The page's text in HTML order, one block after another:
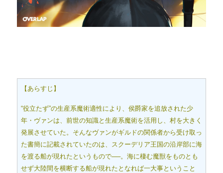
【あらすじ】
“役立たず”の生産系魔術適性により、侯爵家を追放された少
年・ヴァンは、前世の知識と生産系魔術を活用し、村を大きく
発展させていた。そんなヴァンがギルドの関係者から受け取っ
た書簡に記載されていたのは、スクーデリア王国の沿岸部に海
を渡る船が現れたというもので──。海に棲む魔獣をものとも
せず大陸間を横断する船が現れたとなれば一大事ということ